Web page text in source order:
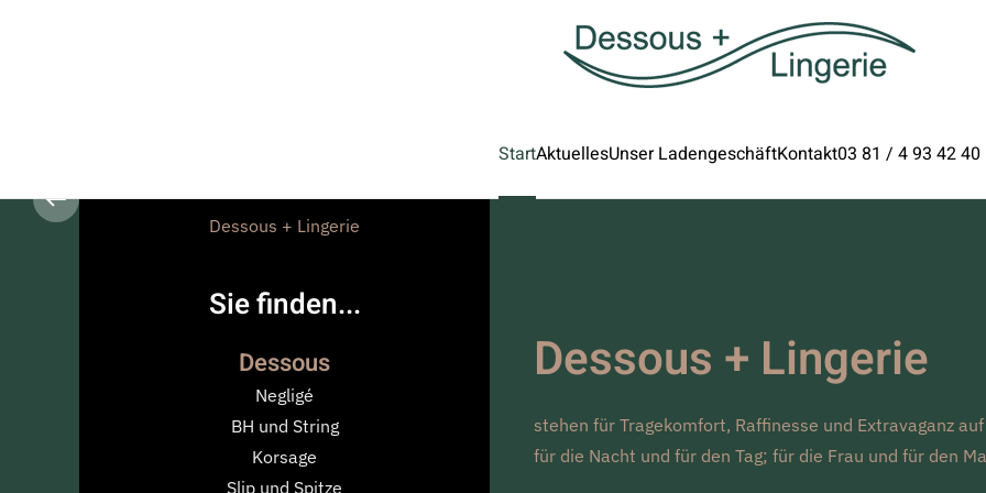
StartAktuellesUnser LadengeschäftKontakt03 81 / 4 93 42 40
Dessous + Lingerie
Sie finden...
Dessous
Negligé
BH und String
Korsage
Slip und Spitze
Dessous + Lingerie
stehen für Tragekomfort, Raffinesse und Extravaganz
für die Nacht und für den Tag; für die Frau und für den